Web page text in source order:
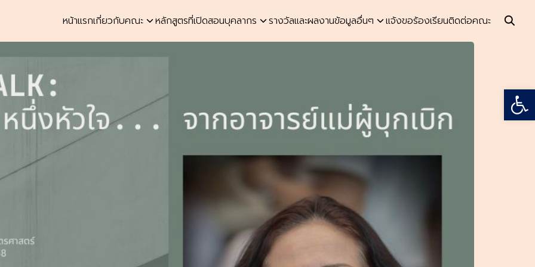
หน้าแรกเกี่ยวกับคณะ หลักสูตรที่เปิดสอนบุคลากร รางวัลและผลงานข้อมูลอื่นๆ แจ้งขอร้องเรียนติดต่อคณะ